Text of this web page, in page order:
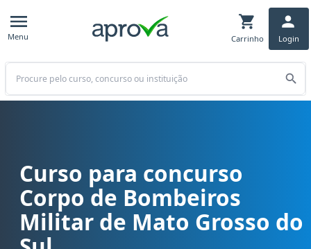
Menu Carrinho Login
Buscar
Curso para concurso CBM MS - Corpo de Bombeiros Militar de
Curso para concurso
Corpo de Bombeiros
Militar de Mato Grosso do